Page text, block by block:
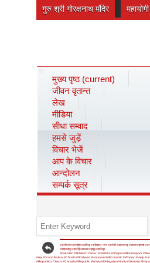
गुरु श्री गोरक्षनाथ मंदिर
मुख्य पृष्ठ (current)
जीवन वृतान्त
लेख
मीडिया
सीधा सम्वाद
हमसे जुड़ें
विचार भेजें
आप के विचार
आन्दोलन
सम्पर्क सूत्र
#अयोध्या#अमरोहा #अलीगढ़ #अंबेडकर नगर #अमेठी #आजमगढ़#आगरा#इटावा
#शाहजहांपुर#हरदोई#हाथरस#हापुड़#हमीरपुर
#Pakistan#Akhilesh Yadav #Padmini Kolhapuri #Boni Kapoor
#Aaj#Grand festival#Chhath#Shaheed #Honoured #Economic #Woman #Help
#Republica Checa#Canada#Republic #Korea#Delegation#India #German #Nepal